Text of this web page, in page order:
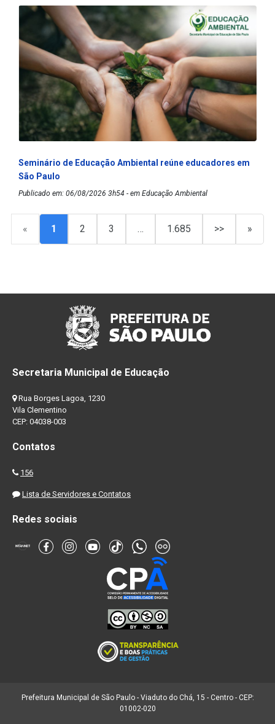
Seminário de Educação Ambiental reúne educadores em
São Paulo
Publicado em: 06/08/2026 3h54 - em Educação Ambiental
« 1 2 3 … 1.685 >> »
Secretaria Municipal de Educação
Rua Borges Lagoa, 1230
Vila Clementino
CEP: 04038-003
Contatos
156
Lista de Servidores e Contatos
Redes sociais
Prefeitura Municipal de São Paulo - Viaduto do Chá, 15 - Centro - CEP:
01002-020